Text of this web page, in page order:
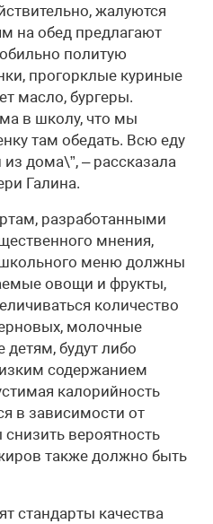
жалуются
на обед предлагают
политую
прогорклые куриные
масло, бургеры.
в школу, что мы
там обедать. Всю еду
дома\”, – рассказала
Галина.
разработанными
мнения,
меню должны
овощи и фрукты,
количество
молочные
будут либо
содержанием
калорийность
в зависимости от
снизить вероятность
также должно быть
стандарты качества